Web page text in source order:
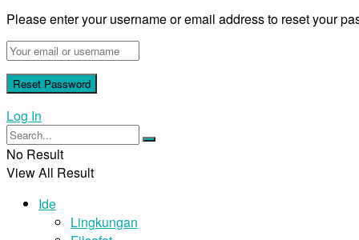
Please enter your username or email address to reset your
Log In
No Result
View All Result
Ide
Lingkungan